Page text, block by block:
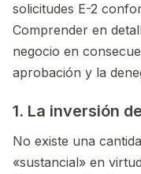
solicitudes E-2
Comprender en
negocio en
aprobación y la
1. La inversión
No existe una
«sustancial» en